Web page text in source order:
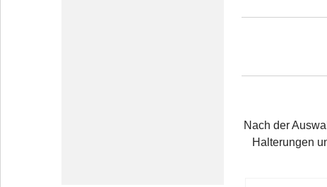
Nach der
Halterungen